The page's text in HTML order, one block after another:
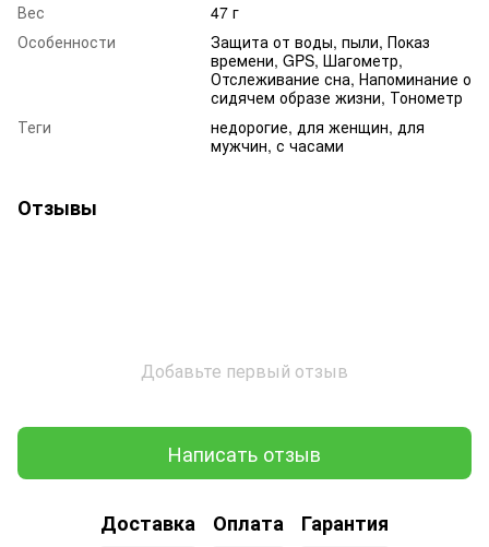
Вес
47 г
Особенности
Защита от воды, пыли, Показ
времени, GPS, Шагометр,
Отслеживание сна, Напоминание о
сидячем образе жизни, Тонометр
Теги
недорогие, для женщин, для
мужчин, с часами
Отзывы
Добавьте первый отзыв
Написать отзыв
Доставка Оплата Гарантия